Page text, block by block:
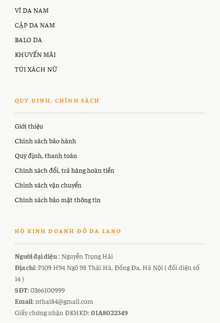
VÍ DA NAM
CẶP DA NAM
BALO DA
KHUYẾN MÃI
TÚI XÁCH NỮ
QUY ĐINH, CHÍNH SÁCH
Giới thiệu
Chính sách bảo hành
Quy định, thanh toán
Chính sách đổi, trả hàng hoàn tiền
Chính sách vận chuyển
Chính sách bảo mật thông tin
HỘ KINH DOANH ĐỒ DA LANO
Người đại diện : Nguyễn Trọng Hải
Địa chỉ: P109 H94 Ngõ 98 Thái Hà, Đống Đa, Hà Nội ( đối diện số
14 )
SĐT: 0366100999
Email: nthai84@gmail.com
Giấy chứng nhận ĐKHKD:01A8022349